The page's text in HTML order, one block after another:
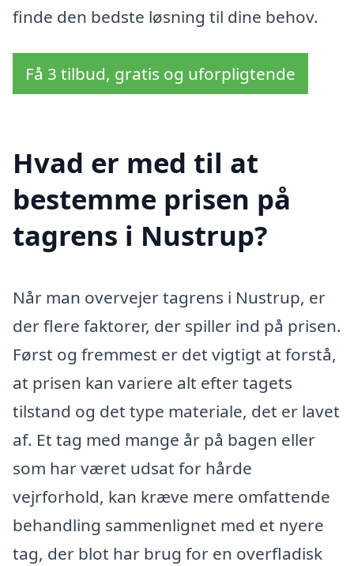
finde den bedste løsning til dine behov.
Få 3 tilbud, gratis og uforpligtende
Hvad er med til at
bestemme prisen på
tagrens i Nustrup?
Når man overvejer tagrens i Nustrup, er
der flere faktorer, der spiller ind på prisen.
Først og fremmest er det vigtigt at forstå,
at prisen kan variere alt efter tagets
tilstand og det type materiale, det er lavet
af. Et tag med mange år på bagen eller
som har været udsat for hårde
vejrforhold, kan kræve mere omfattende
behandling sammenlignet med et nyere
tag, der blot har brug for en overfladisk